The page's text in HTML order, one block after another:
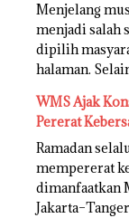
Menjelang
menjadi salah
dipilih
halaman.
WMS Ajak
Pererat
Ramadan
mempererat
dimanfaatkan